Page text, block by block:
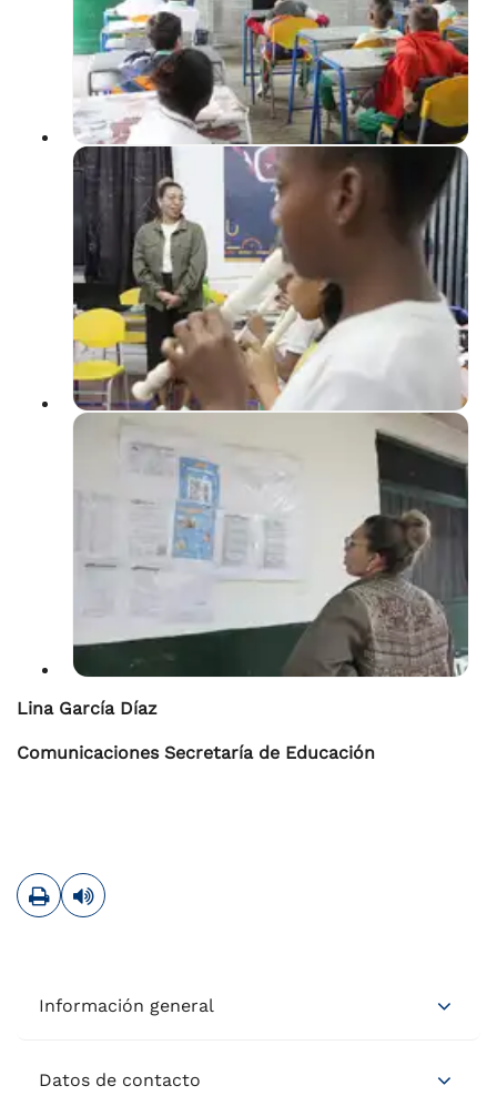
Lina García Díaz
Comunicaciones Secretaría de Educación
ImprimirLeer contenido
Información general
Datos de contacto